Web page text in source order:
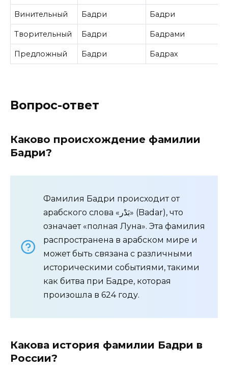
Винительный Бадри Бадри
Творительный Бадри Бадрами
Предложный Бадри Бадрах
Вопрос-ответ
Каково происхождение фамилии
Бадри?
Фамилия Бадри происходит от
арабского слова «بَدْر» (Badar), что
означает «полная Луна». Эта фамилия
распространена в арабском мире и
может быть связана с различными
историческими событиями, такими
как битва при Бадре, которая
произошла в 624 году.
Какова история фамилии Бадри в
России?